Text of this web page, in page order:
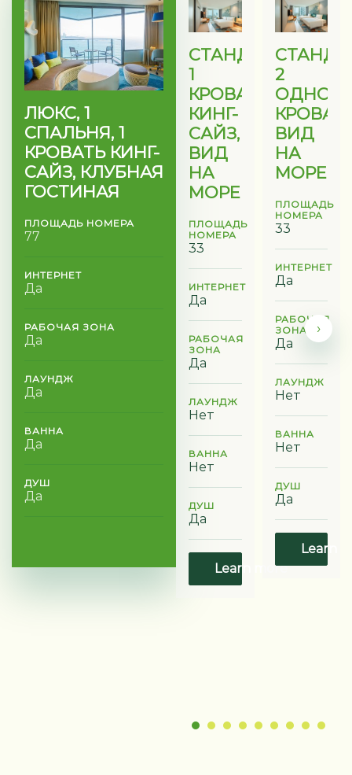
ЛЮКС, 1
СПАЛЬНЯ, 1
КРОВАТЬ КИНГ-
САЙЗ, КЛУБНАЯ
ГОСТИНАЯ
ПЛОЩАДЬ НОМЕРА
77
ИНТЕРНЕТ
Да
РАБОЧАЯ ЗОНА
Да
ЛАУНДЖ
Да
ВАННА
Да
ДУШ
Да
СТАНДАРТНЫЙ,
1
КРОВАТЬ
КИНГ-
САЙЗ,
ВИД
НА
МОРЕ
ПЛОЩАДЬ
НОМЕРА
33
ИНТЕРНЕТ
Да
РАБОЧАЯ
ЗОНА
Да
ЛАУНДЖ
Нет
ВАННА
Нет
ДУШ
Да
Learn more
2
ВИД
НА
МОРЕ
ПЛОЩАДЬ
НОМЕРА
33
ИНТЕРНЕТ
Да
РАБОЧАЯ
ЗОНА
Да
ЛАУНДЖ
Нет
ВАННА
Нет
ДУШ
Да
Learn
›